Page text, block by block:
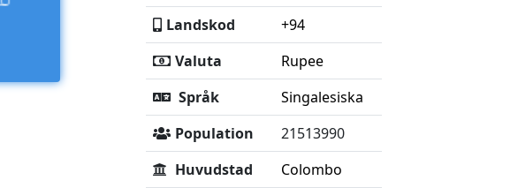
Landskod
+94
Valuta
Rupee
Språk
Singalesiska
Population
21513990
Huvudstad
Colombo